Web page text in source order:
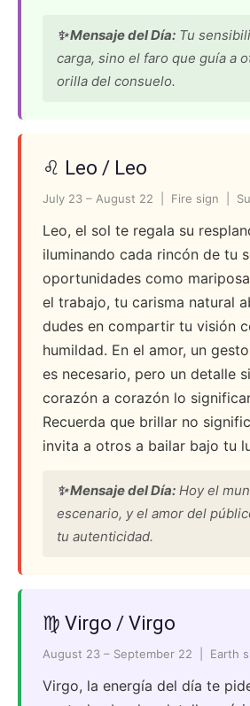
✨ Mensaje del Día: Tu
carga, sino el faro que guía a
orilla del consuelo.
♌ Leo / Leo
July 23 – August 22 | Fire sign |
Leo, el sol te regala su
iluminando cada rincón de tu
oportunidades como
el trabajo, tu carisma natural
dudes en compartir tu visión
humildad. En el amor, un
es necesario, pero un detalle
corazón a corazón lo
Recuerda que brillar no
invita a otros a bailar bajo tu
✨ Mensaje del Día: Hoy el
escenario, y el amor del
tu autenticidad.
♍ Virgo / Virgo
August 23 – September 22 | Earth
Virgo, la energía del día te